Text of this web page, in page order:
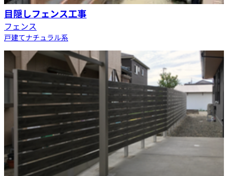
目隠しフェンス工事
フェンス
戸建てナチュラル系